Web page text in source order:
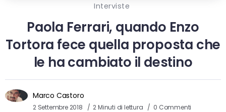
Interviste
Paola Ferrari, quando Enzo
Tortora fece quella proposta che
le ha cambiato il destino
Marco Castoro
2 Settembre 2018 2 Minuti di lettura 0 Commenti